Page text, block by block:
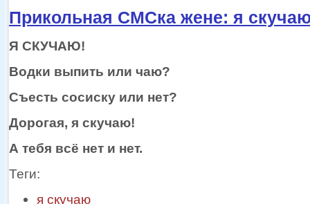
Прикольная СМСка жене: я
Я СКУЧАЮ!
Водки выпить или чаю?
Съесть сосиску или нет?
Дорогая, я скучаю!
А тебя всё нет и нет.
Теги:
я скучаю